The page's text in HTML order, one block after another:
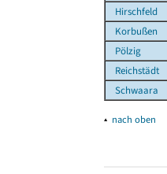
Hirschfeld
Korbußen
Pölzig
Reichstädt
Schwaara
▴ nach oben